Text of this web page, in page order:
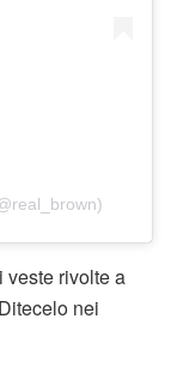
veste rivolte a
nei